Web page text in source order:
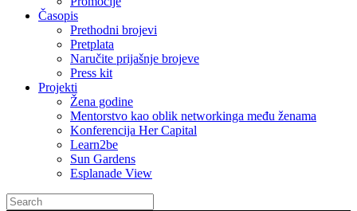
Časopis
Prethodni brojevi
Pretplata
Naručite prijašnje brojeve
Press kit
Projekti
Žena godine
Mentorstvo kao oblik networkinga među ženama
Konferencija Her Capital
Learn2be
Sun Gardens
Esplanade View